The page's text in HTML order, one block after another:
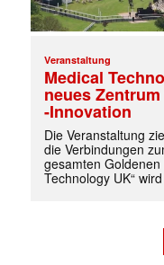
Veranstaltung
Medical
neues
-Innovation
Die Veranstaltung
die Verbindungen
gesamten
Technology UK“